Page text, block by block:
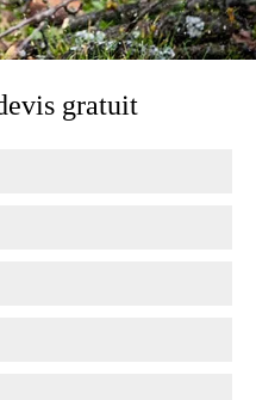
gratuit